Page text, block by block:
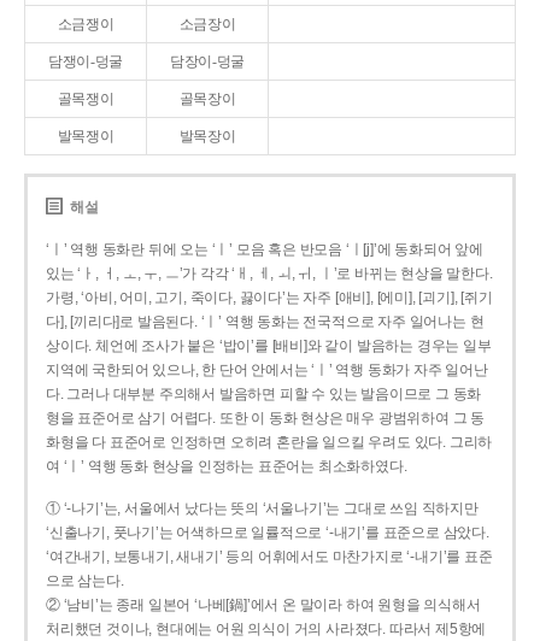
소금쟁이 소금장이
담쟁이-덩굴 담장이-덩굴
골목쟁이 골목장이
발목쟁이 발목장이
해설
‘ㅣ’ 역행 동화란 뒤에 오는 ‘ㅣ’ 모음 혹은 반모음 ‘ㅣ[j]’에 동화되어 앞에
있는 ‘ㅏ, ㅓ, ㅗ, ㅜ, ㅡ’가 각각 ‘ㅐ, ㅔ, ㅚ, ㅟ, ㅣ’로 바뀌는 현상을 말한다.
가령, ‘아비, 어미, 고기, 죽이다, 끓이다’는 자주 [애비], [에미], [괴기], [쥐기
다], [끼리다]로 발음된다. ‘ㅣ’ 역행 동화는 전국적으로 자주 일어나는 현
상이다. 체언에 조사가 붙은 ‘밥이’를 [배비]와 같이 발음하는 경우는 일부
지역에 국한되어 있으나, 한 단어 안에서는 ‘ㅣ’ 역행 동화가 자주 일어난
다. 그러나 대부분 주의해서 발음하면 피할 수 있는 발음이므로 그 동화
형을 표준어로 삼기 어렵다. 또한 이 동화 현상은 매우 광범위하여 그 동
화형을 다 표준어로 인정하면 오히려 혼란을 일으킬 우려도 있다. 그리하
여 ‘ㅣ’ 역행 동화 현상을 인정하는 표준어는 최소화하였다.
① ‘-나기’는, 서울에서 났다는 뜻의 ‘서울나기’는 그대로 쓰임 직하지만
‘신출나기, 풋나기’는 어색하므로 일률적으로 ‘-내기’를 표준으로 삼았다.
‘여간내기, 보통내기, 새내기’ 등의 어휘에서도 마찬가지로 ‘-내기’를 표준
으로 삼는다.
② ‘남비’는 종래 일본어 ‘나베[鍋]’에서 온 말이라 하여 원형을 의식해서
처리했던 것이나, 현대에는 어원 의식이 거의 사라졌다. 따라서 제5항에